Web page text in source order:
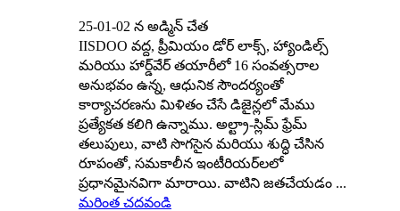
25-01-02 న అడ్మిన్ చేత
IISDOO వద్ద, ప్రీమియం డోర్ లాక్స్, హ్యాండిల్స్
మరియు హార్డ్‌వేర్ తయారీలో 16 సంవత్సరాల
అనుభవం ఉన్న, ఆధునిక సౌందర్యంతో
కార్యాచరణను మిళితం చేసే డిజైన్లలో మేము
ప్రత్యేకత కలిగి ఉన్నాము. అల్ట్రా-స్లిమ్ ఫ్రేమ్
తలుపులు, వాటి సొగసైన మరియు శుద్ధి చేసిన
రూపంతో, సమకాలీన ఇంటీరియర్‌లలో
ప్రధానమైనవిగా మారాయి. వాటిని జతచేయడం ...
మరింత చదవండి